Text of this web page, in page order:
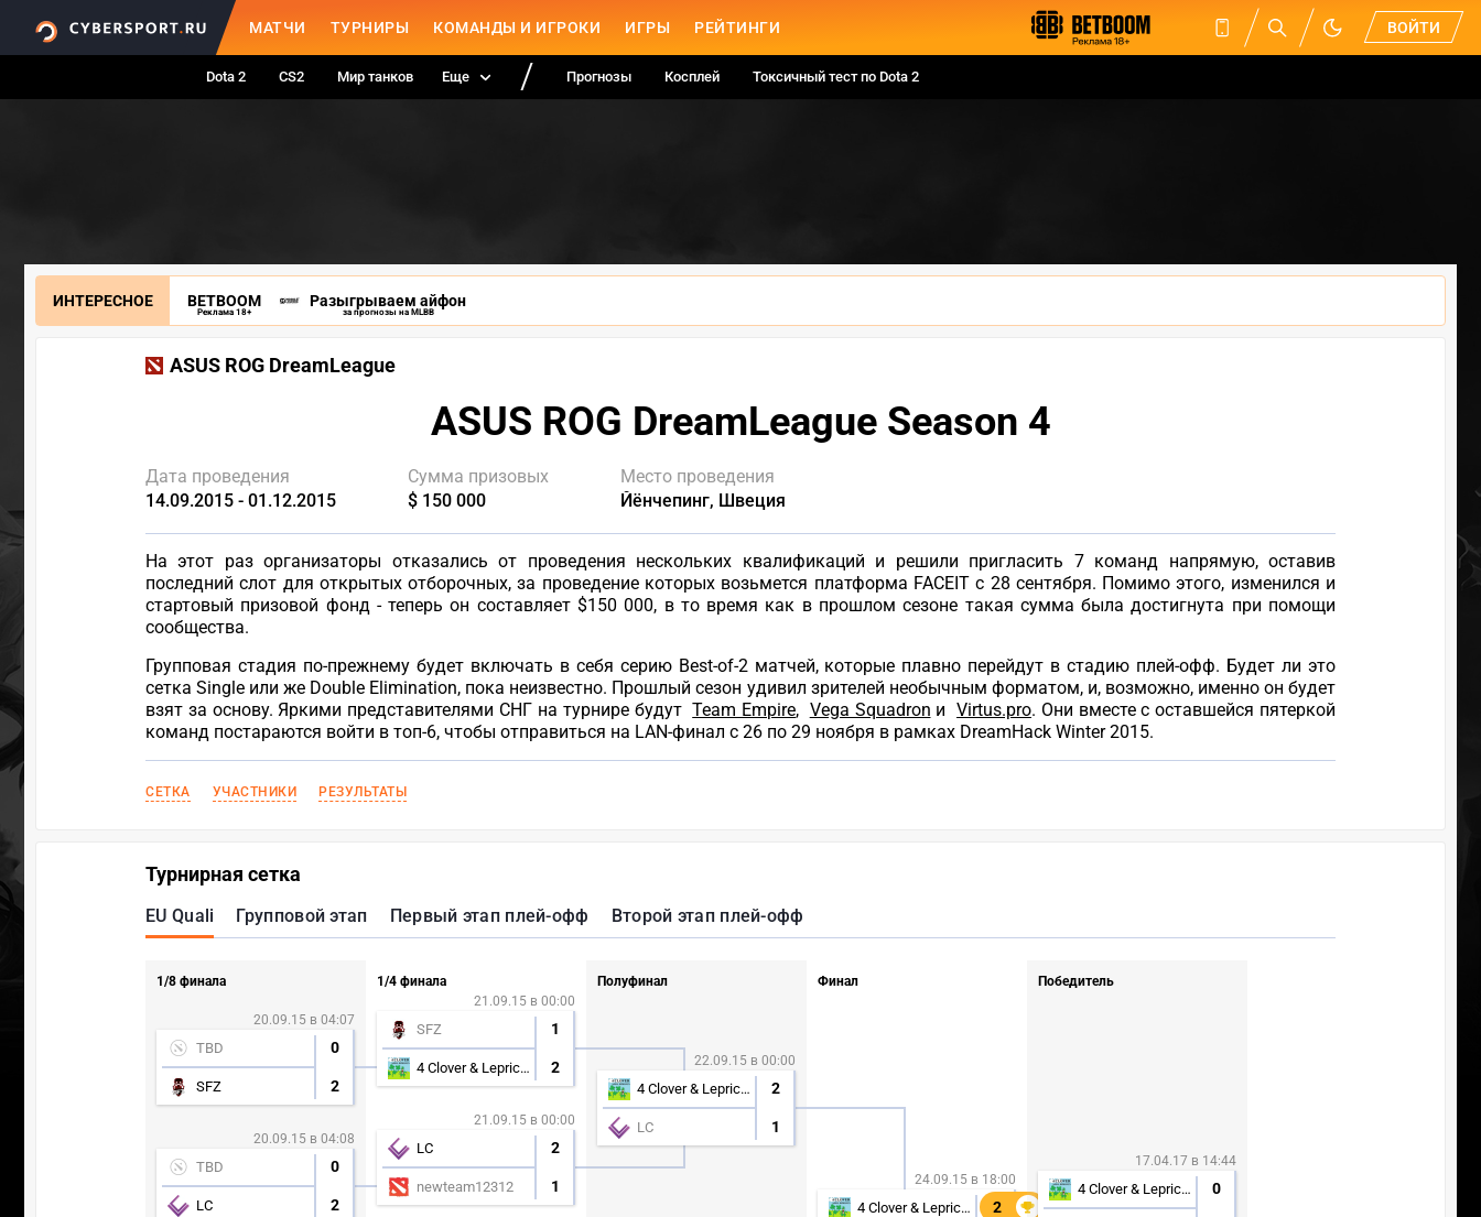
МАТЧИ ТУРНИРЫ КОМАНДЫ И ИГРОКИ ИГРЫ РЕЙТИНГИ ВОЙТИ
Dota 2 CS2 Мир танков Еще Прогнозы Косплей Токсичный тест по Dota 2
ИНТЕРЕСНОЕ BETBOOM
Реклама 18+
Разыгрываем айфон
за прогнозы на MLBB
ASUS ROG DreamLeague
ASUS ROG DreamLeague Season 4
Дата проведения
14.09.2015 - 01.12.2015
Сумма призовых
$ 150 000
Место проведения
Йёнчепинг, Швеция
На этот раз организаторы отказались от проведения нескольких квалификаций и решили пригласить 7 команд напрямую, оставив
последний слот для открытых отборочных, за проведение которых возьмется платформа FACEIT с 28 сентября. Помимо этого, изменился и
стартовый призовой фонд - теперь он составляет $150 000, в то время как в прошлом сезоне такая сумма была достигнута при помощи
сообщества.
Групповая стадия по-прежнему будет включать в себя серию Best-of-2 матчей, которые плавно перейдут в стадию плей-офф. Будет ли это
сетка Single или же Double Elimination, пока неизвестно. Прошлый сезон удивил зрителей необычным форматом, и, возможно, именно он будет
взят за основу. Яркими представителями СНГ на турнире будут Team Empire, Vega Squadron и Virtus.pro. Они вместе с оставшейся пятеркой
команд постараются войти в топ-6, чтобы отправиться на LAN-финал с 26 по 29 ноября в рамках DreamHack Winter 2015.
СЕТКА УЧАСТНИКИ РЕЗУЛЬТАТЫ
Турнирная сетка
EU Quali Групповой этап Первый этап плей-офф Второй этап плей-офф
1/8 финала
20.09.15 в 04:07
TBD 0
SFZ 2
20.09.15 в 04:08
TBD 0
LC 2
1/4 финала
21.09.15 в 00:00
SFZ 1
4 Clover & Lepricon 2
21.09.15 в 00:00
LC 2
newteam12312 1
Полуфинал
22.09.15 в 00:00
4 Clover & Lepricon 2
LC 1
Финал
24.09.15 в 18:00
4 Clover & Lepricon 2
2
Победитель
17.04.17 в 14:44
4 Clover & Lepricon 0